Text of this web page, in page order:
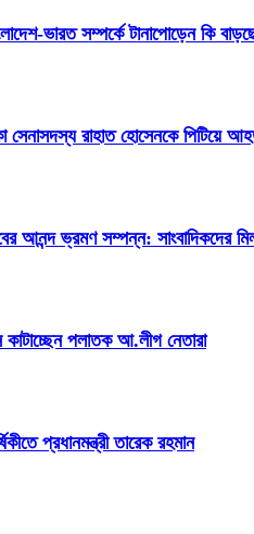
ভারত সম্পর্কে টানাপোড়েন কি
সেনাসদস্য রাহাত হোসেনকে পিটিয়ে
আনন্দ ভ্রমণ সম্পন্ন: সাংবাদিকদের
কাটাচ্ছেন পলাতক আ.লীগ নেতারা
প্রধানমন্ত্রী তারেক রহমান